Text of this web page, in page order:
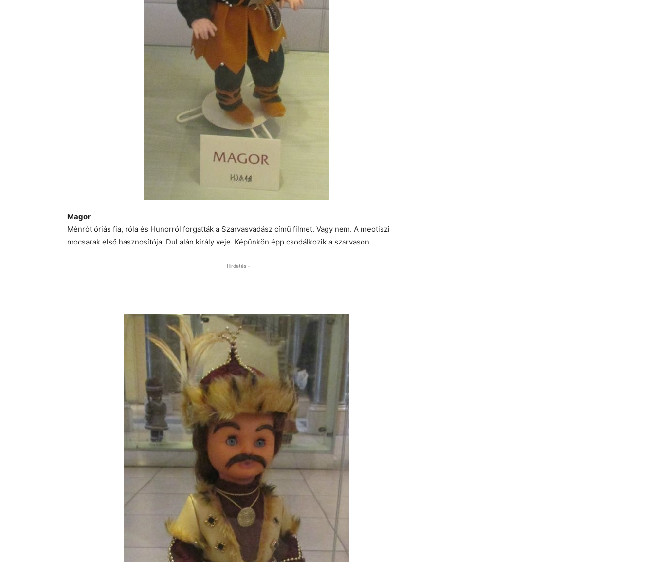
Magor
Ménrót óriás fia, róla és Hunorról forgatták a Szarvasvadász című filmet. Vagy nem. A meotiszi
mocsarak első hasznosítója, Dul alán király veje. Képünkön épp csodálkozik a szarvason.
- Hirdetés -